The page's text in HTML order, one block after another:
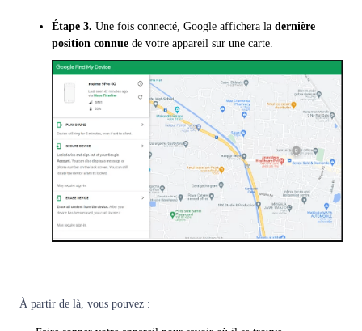
Étape 3. Une fois connecté, Google affichera la dernière
position connue de votre appareil sur une carte.
À partir de là, vous pouvez :